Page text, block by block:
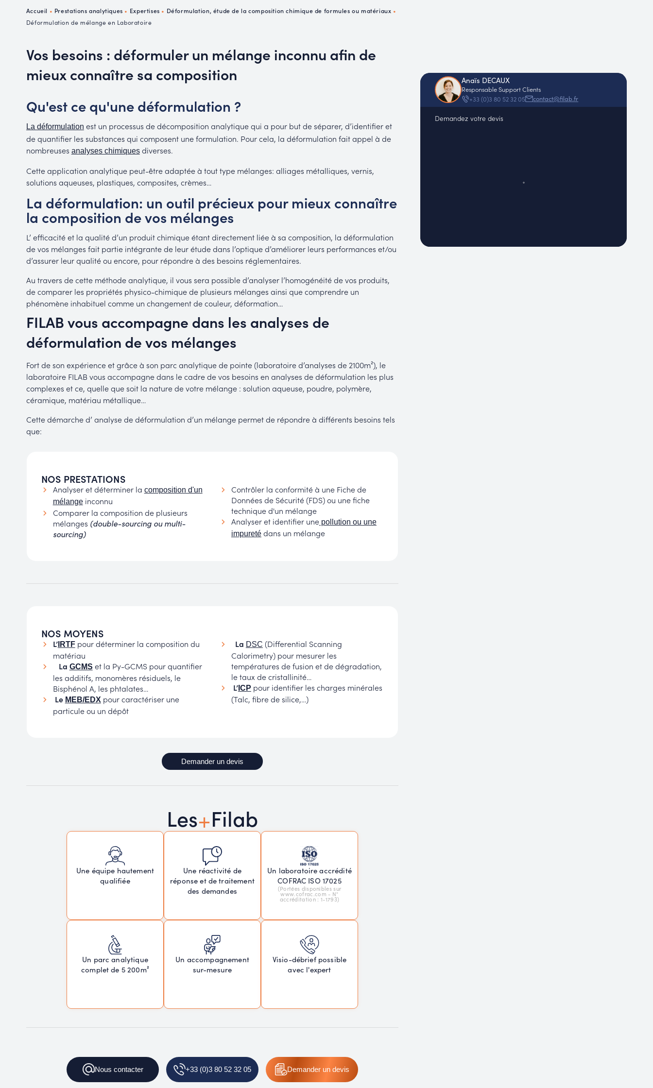
PMUC
Accueil • Prestations analytiques • Expertises • Déformulation, étude de la composition chimique de formules ou matériaux •
Déformulation de mélange en Laboratoire
Vos besoins : déformuler un mélange inconnu afin de
mieux connaître sa composition
Qu'est ce qu'une déformulation ?
La déformulation est un processus de décomposition analytique qui a pour but de séparer, d’identifier et
de quantifier les substances qui composent une formulation. Pour cela, la déformulation fait appel à de
nombreuses analyses chimiquesdiverses.
Cette application analytique peut-être adaptée à tout type mélanges: alliages métalliques, vernis,
solutions aqueuses, plastiques, composites, crèmes…
La déformulation: un outil précieux pour mieux connaître
la composition de vos mélanges
L’ efficacité et la qualité d’un produit chimique étant directement liée à sa composition, la déformulation
de vos mélanges fait partie intégrante de leur étude dans l’optique d’améliorer leurs performances et/ou
d’assurer leur qualité ou encore, pour répondre à des besoins réglementaires.
Au travers de cette méthode analytique, il vous sera possible d’analyser l’homogénéité de vos produits,
de comparer les propriétés physico-chimique de plusieurs mélanges ainsi que comprendre un
phénomène inhabituel comme un changement de couleur, déformation…
FILAB vous accompagne dans les analyses de
déformulation de vos mélanges
Fort de son expérience et grâce à son parc analytique de pointe (laboratoire d’analyses de 2100m²), le
laboratoire FILAB vous accompagne dans le cadre de vos besoins en analyses de déformulation les plus
complexes et ce, quelle que soit la nature de votre mélange : solution aqueuse, poudre, polymère,
céramique, matériau métallique…
Cette démarche d’ analyse de déformulation d’un mélange permet de répondre à différents besoins tels
que:
NOS PRESTATIONS
Analyser et déterminer la composition d'un
mélangeinconnu
Comparer la composition de plusieurs
mélanges (double-sourcing ou multi-
sourcing)
Contrôler la conformité à une Fiche de
Données de Sécurité (FDS) ou une fiche
technique d'un mélange
Analyser et identifier unepollution ou une
impuretédans un mélange
NOS MOYENS
L’IRTFpour déterminer la composition du
matériau
La GCMS et la Py-GCMS pour quantifier
les additifs, monomères résiduels, le
Bisphénol A, les phtalates…
Le MEB/EDX pour caractériser une
particule ou un dépôt
La DSC (Differential Scanning
Calorimetry) pour mesurer les
températures de fusion et de dégradation,
le taux de cristallinité…
L’ICP pour identifier les charges minérales
(Talc, fibre de silice,…)
Demander un devis
Les+Filab
Une équipe hautement
qualifiée
Une réactivité de
réponse et de traitement
des demandes
Un laboratoire accrédité
COFRAC ISO 17025
(Portées disponibles sur
www.cofrac.com - N°
accréditation : 1-1793)
Un parc analytique
complet de 5 200m²
Un accompagnement
sur-mesure
Visio-débrief possible
avec l'expert
Nous contacter +33 (0)3 80 52 32 05 Demander un devis
Anaïs DECAUX
Responsable Support Clients
+33 (0)3 80 52 32 05
contact@filab.fr
Demandez votre devis